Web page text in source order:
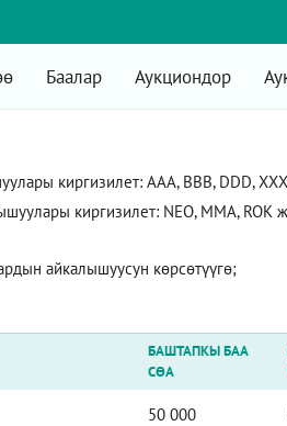
Баалар Аукциондор
киргизилет: AAA, ВВВ, DDD,
киргизилет: NEO, ММА, ROK
айкалышуусун көрсөтүүгө;
БАШТАПКЫ БАА
СӨА
50 000